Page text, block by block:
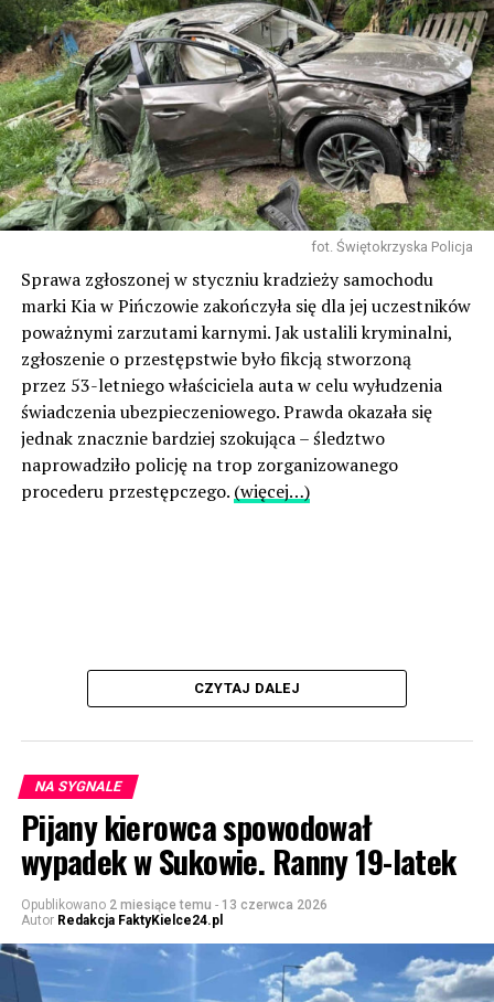
fot. Świętokrzyska Policja
Sprawa zgłoszonej w styczniu kradzieży samochodu
marki Kia w Pińczowie zakończyła się dla jej uczestników
poważnymi zarzutami karnymi. Jak ustalili kryminalni,
zgłoszenie o przestępstwie było fikcją stworzoną
przez 53-letniego właściciela auta w celu wyłudzenia
świadczenia ubezpieczeniowego. Prawda okazała się
jednak znacznie bardziej szokująca – śledztwo
naprowadziło policję na trop zorganizowanego
procederu przestępczego. (więcej…)
CZYTAJ DALEJ
NA SYGNALE
Pijany kierowca spowodował
wypadek w Sukowie. Ranny 19-latek
Opublikowano 2 miesiące temu - 13 czerwca 2026
Autor Redakcja FaktyKielce24.pl